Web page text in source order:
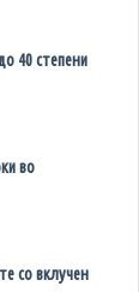
40 степени
во
со вклучен